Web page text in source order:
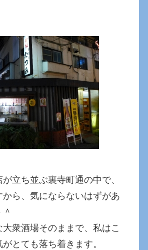
立ち並ぶ裏寺町通の中で、
から、気にならないはずがあ
大衆酒場そのままで、私はこ
とても落ち着きます。